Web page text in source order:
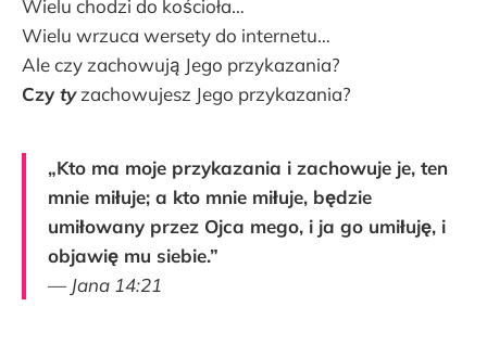
Wielu chodzi do kościoła…
Wielu wrzuca wersety do internetu…
Ale czy zachowują Jego przykazania?
Czy tyzachowujesz Jego przykazania?
„Kto ma moje przykazania i zachowuje je, ten
mnie miłuje; a kto mnie miłuje, będzie
umiłowany przez Ojca mego, i ja go umiłuję, i
objawię mu siebie.”
— Jana 14:21